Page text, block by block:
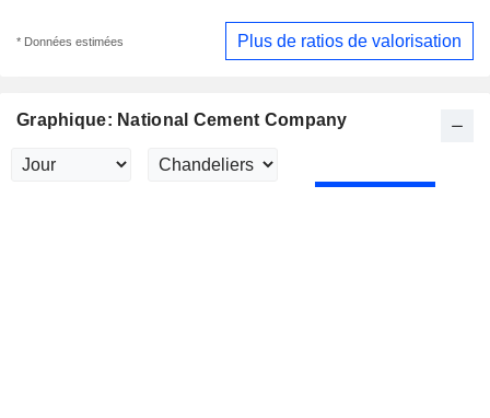
* Données estimées Plus de ratios de valorisation
Graphique: National Cement Company